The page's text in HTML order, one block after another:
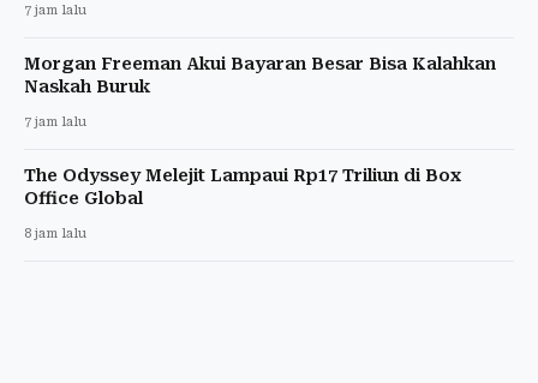
7 jam lalu
Morgan Freeman Akui Bayaran Besar Bisa Kalahkan
Naskah Buruk
7 jam lalu
The Odyssey Melejit Lampaui Rp17 Triliun di Box
Office Global
8 jam lalu